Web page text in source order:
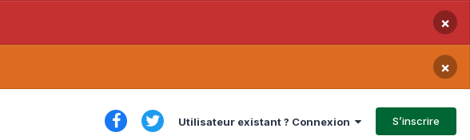
×
×
Utilisateur existant ? Connexion S’inscrire